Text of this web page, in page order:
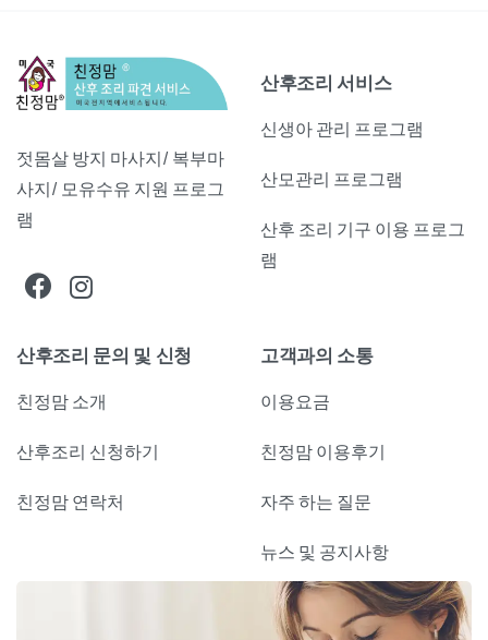
젓몸살 방지 마사지/ 복부마
사지/ 모유수유 지원 프로그
램
산후조리 서비스
신생아 관리 프로그램
산모관리 프로그램
산후 조리 기구 이용 프로그
램
산후조리 문의 및 신청
친정맘 소개
산후조리 신청하기
친정맘 연락처
고객과의 소통
이용요금
친정맘 이용후기
자주 하는 질문
뉴스 및 공지사항